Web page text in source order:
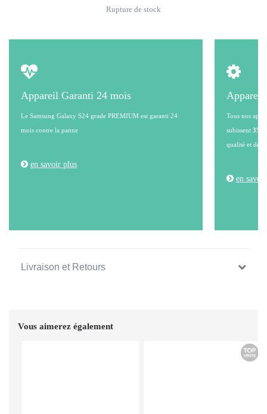
Rupture de stock
Appareil Garanti 24 mois
Le Samsung Galaxy S24 grade PREMIUM est garanti 24
mois contre la panne
en savoir plus
Appareil
Tous nos
subissent 35
qualité et de
en
Livraison et Retours
Vous aimerez également